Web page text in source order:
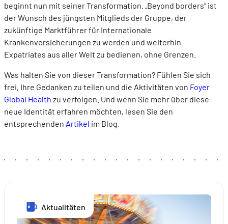
beginnt nun mit seiner Transformation. „Beyond borders“ ist
der Wunsch des jüngsten Mitglieds der Gruppe, der
zukünftige Marktführer für Internationale
Krankenversicherungen zu werden und weiterhin
Expatriates aus aller Welt zu bedienen, ohne Grenzen.
Was halten Sie von dieser Transformation? Fühlen Sie sich
frei, Ihre Gedanken zu teilen und die Aktivitäten von Foyer
Global Health zu verfolgen. Und wenn Sie mehr über diese
neue Identität erfahren möchten, lesen Sie den
entsprechenden Artikel im Blog.
Aktualitäten